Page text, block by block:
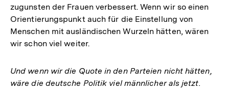
zugunsten der Frauen verbessert. Wenn wir so einen
Orientierungspunkt auch für die Einstellung von
Menschen mit ausländischen Wurzeln hätten, wären
wir schon viel weiter.
Und wenn wir die Quote in den Parteien nicht hätten,
wäre die deutsche Politik viel männlicher als jetzt.